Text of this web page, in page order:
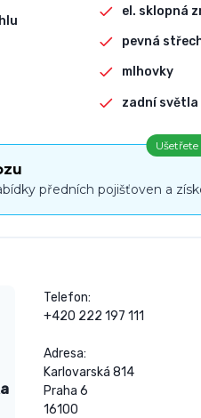
el. sklopná
pevná
mlhovky
zadní světla
předních pojišťoven a
Telefon:
+420 222 197 111
Adresa:
Karlovarská 814
Praha 6
16100